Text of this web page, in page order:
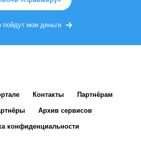
пойдут мои деньги
Контакты Партнёрам
Архив сервисов
конфиденциальности